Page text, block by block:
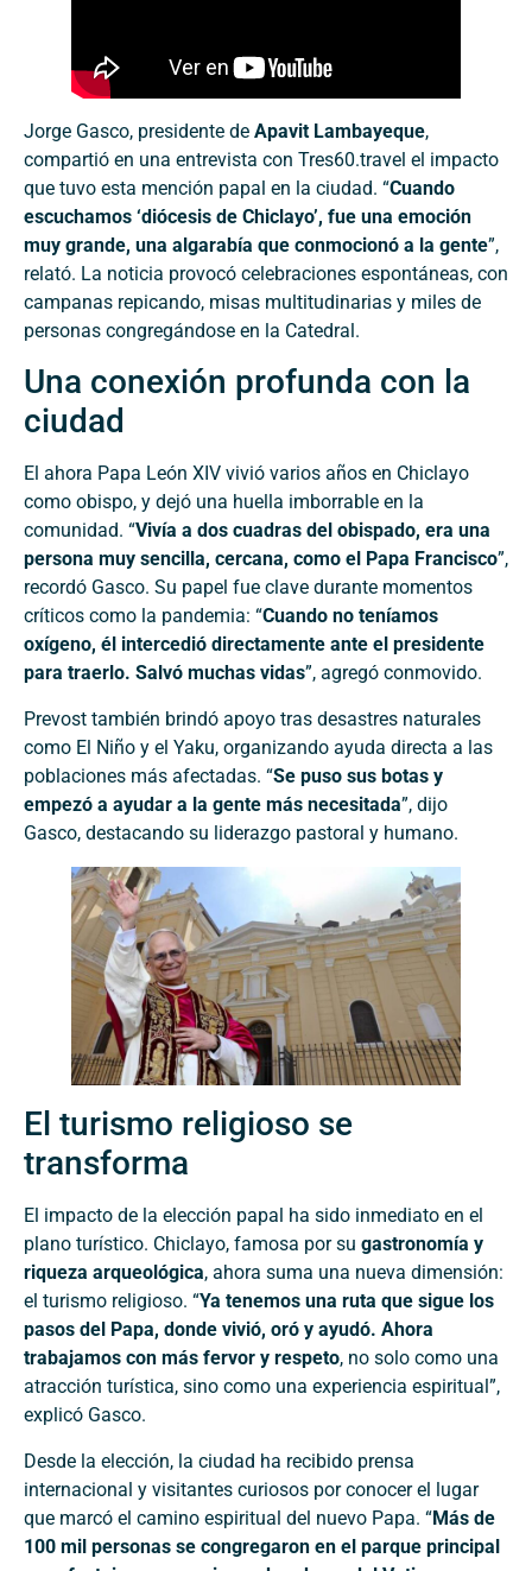
Jorge Gasco, presidente de Apavit Lambayeque,
compartió en una entrevista con Tres60.travel el impacto
que tuvo esta mención papal en la ciudad. “Cuando
escuchamos ‘diócesis de Chiclayo’, fue una emoción
muy grande, una algarabía que conmocionó a la gente”,
relató. La noticia provocó celebraciones espontáneas, con
campanas repicando, misas multitudinarias y miles de
personas congregándose en la Catedral.
Una conexión profunda con la
ciudad
El ahora Papa León XIV vivió varios años en Chiclayo
como obispo, y dejó una huella imborrable en la
comunidad. “Vivía a dos cuadras del obispado, era una
persona muy sencilla, cercana, como el Papa Francisco”,
recordó Gasco. Su papel fue clave durante momentos
críticos como la pandemia: “Cuando no teníamos
oxígeno, él intercedió directamente ante el presidente
para traerlo. Salvó muchas vidas”, agregó conmovido.
Prevost también brindó apoyo tras desastres naturales
como El Niño y el Yaku, organizando ayuda directa a las
poblaciones más afectadas. “Se puso sus botas y
empezó a ayudar a la gente más necesitada”, dijo
Gasco, destacando su liderazgo pastoral y humano.
El turismo religioso se
transforma
El impacto de la elección papal ha sido inmediato en el
plano turístico. Chiclayo, famosa por su gastronomía y
riqueza arqueológica, ahora suma una nueva dimensión:
el turismo religioso. “Ya tenemos una ruta que sigue los
pasos del Papa, donde vivió, oró y ayudó. Ahora
trabajamos con más fervor y respeto, no solo como una
atracción turística, sino como una experiencia espiritual”,
explicó Gasco.
Desde la elección, la ciudad ha recibido prensa
internacional y visitantes curiosos por conocer el lugar
que marcó el camino espiritual del nuevo Papa. “Más de
100 mil personas se congregaron en el parque principal